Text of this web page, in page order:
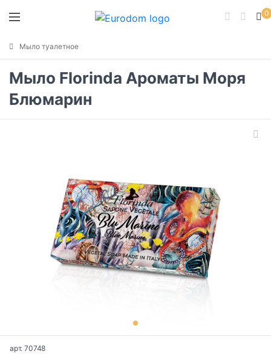
0
Мыло туалетное
Мыло Florinda Ароматы Моря
Блюмарин
арт. 70748